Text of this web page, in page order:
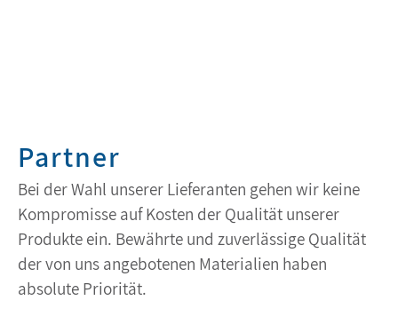
Partner
Bei der Wahl unserer Lieferanten gehen wir keine
Kompromisse auf Kosten der Qualität unserer
Produkte ein. Bewährte und zuverlässige Qualität
der von uns angebotenen Materialien haben
absolute Priorität.